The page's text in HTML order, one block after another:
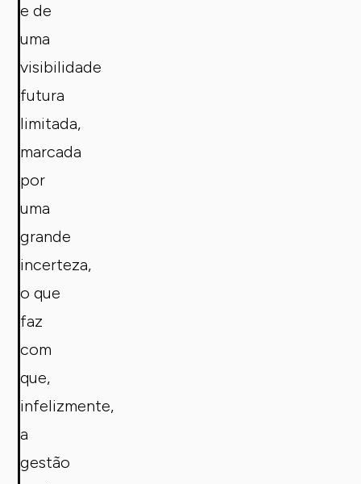
e de
uma
visibilidade
futura
limitada,
marcada
por
uma
grande
incerteza,
o que
faz
com
que,
infelizmente,
a
gestão